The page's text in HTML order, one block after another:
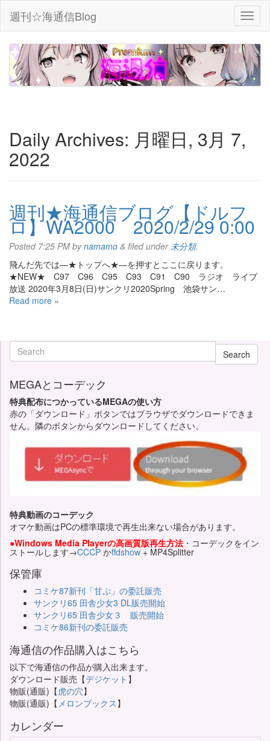
週刊☆海通信Blog
Daily Archives: 月曜日, 3月 7,
2022
週刊★海通信ブログ【ドルフ
ロ】WA2000 2020/2/29 0:00
Posted 7:25 PM bynamamo & filed under未分類.
飛んだ先では—★トップへ★—を押すとここに戻ります。
★NEW★ C97 C96 C95 C93 C91 C90 ラジオ ライブ
放送 2020年3月8日(日)サンクリ2020Spring 池袋サン…
Read more »
Search
MEGAとコーデック
特典配布につかっているMEGAの使い方
赤の「ダウンロード」ボタンではブラウザでダウンロードできま
せん。隣のボタンからダウンロードしてください。
特典動画のコーデック
オマケ動画はPCの標準環境で再生出来ない場合があります。
●Windows Media Playerの高画質版再生方法 ・コーデックをイン
ストールします→CCCP かffdshow + MP4Splitter
保管庫
コミケ87新刊「甘ぷ」の委託販売
サンクリ65 田舎少女3 DL販売開始
サンクリ65 田舎少女３ 販売開始
コミケ86新刊の委託販売
海通信の作品購入はこちら
以下で海通信の作品が購入出来ます。
ダウンロード販売【デジケット 】
物販(通販)【虎の穴】
物販(通販)【 メロンブックス 】
カレンダー